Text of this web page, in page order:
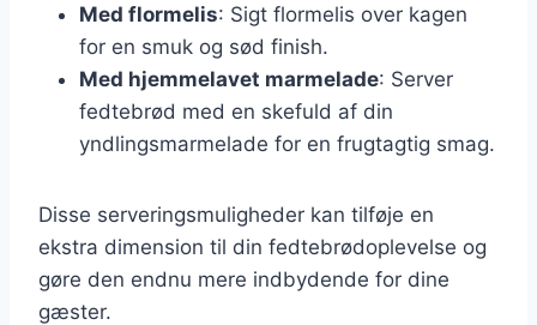
Med flormelis: Sigt flormelis over kagen
for en smuk og sød finish.
Med hjemmelavet marmelade: Server
fedtebrød med en skefuld af din
yndlingsmarmelade for en frugtagtig smag.
Disse serveringsmuligheder kan tilføje en
ekstra dimension til din fedtebrødoplevelse og
gøre den endnu mere indbydende for dine
gæster.